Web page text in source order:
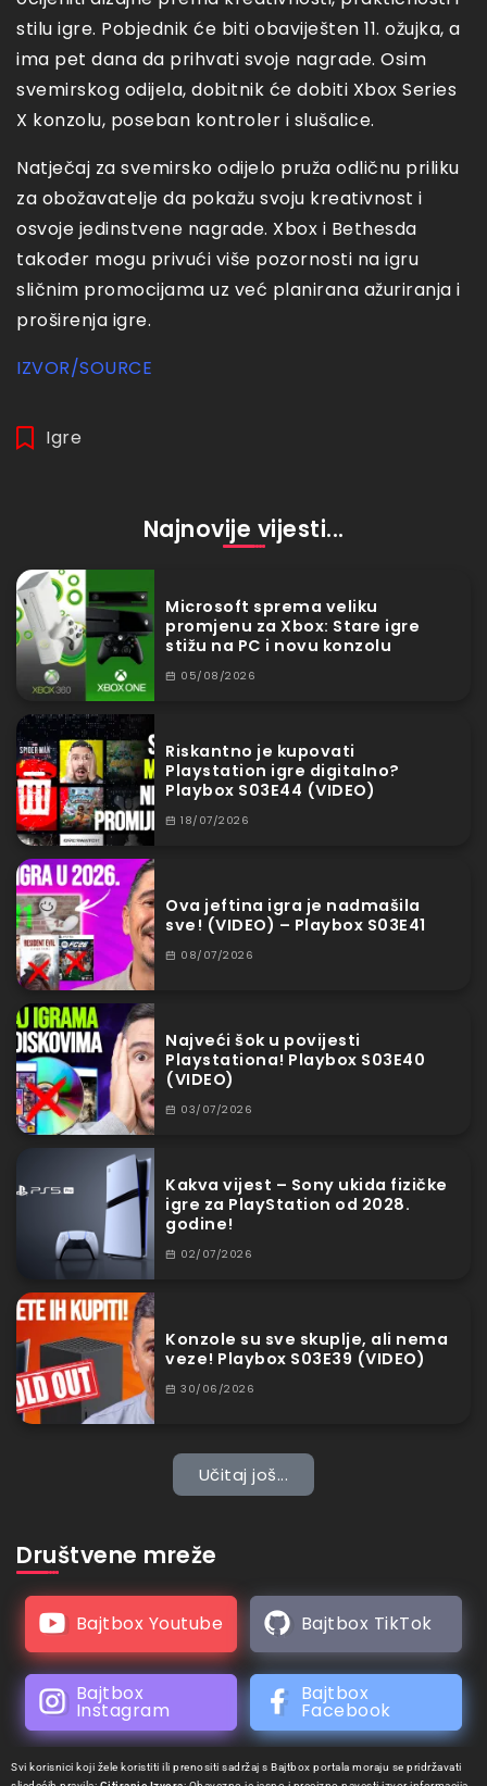
stilu igre. Pobjednik će biti obaviješten 11. ožujka, a
ima pet dana da prihvati svoje nagrade. Osim
svemirskog odijela, dobitnik će dobiti Xbox Series
X konzolu, poseban kontroler i slušalice.
Natječaj za svemirsko odijelo pruža odličnu priliku
za obožavatelje da pokažu svoju kreativnost i
osvoje jedinstvene nagrade. Xbox i Bethesda
također mogu privući više pozornosti na igru
sličnim promocijama uz već planirana ažuriranja i
proširenja igre.
IZVOR/SOURCE
Igre
Najnovije vijesti...
Microsoft sprema veliku
promjenu za Xbox: Stare igre
stižu na PC i novu konzolu
05/08/2026
Riskantno je kupovati
Playstation igre digitalno?
Playbox S03E44 (VIDEO)
18/07/2026
Ova jeftina igra je nadmašila
sve! (VIDEO) – Playbox S03E41
08/07/2026
Najveći šok u povijesti
Playstationa! Playbox S03E40
(VIDEO)
03/07/2026
Kakva vijest – Sony ukida fizičke
igre za PlayStation od 2028.
godine!
02/07/2026
Konzole su sve skuplje, ali nema
veze! Playbox S03E39 (VIDEO)
30/06/2026
Učitaj još...
Društvene mreže
Bajtbox Youtube Bajtbox TikTok
Bajtbox
Instagram
Bajtbox
Facebook
Svi korisnici koji žele koristiti ili prenositi sadržaj s Bajtbox portala moraju se pridržavati